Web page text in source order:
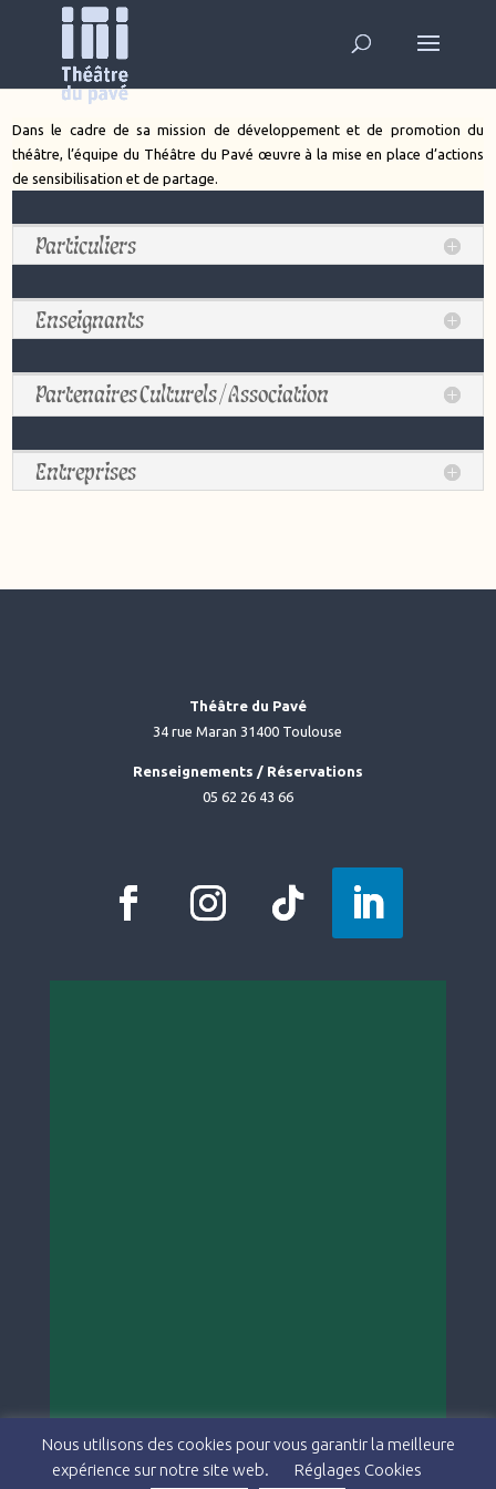
Dans le cadre de sa mission de développement et de promotion du
théâtre, l’équipe du Théâtre du Pavé œuvre à la mise en place d’actions
de sensibilisation et de partage.
Particuliers
Enseignants
Partenaires Culturels / Association
Entreprises
Théâtre du Pavé
34 rue Maran 31400 Toulouse
Renseignements / Réservations
05 62 26 43 66
Nous utilisons des cookies pour vous garantir la meilleure
expérience sur notre site web.
Réglages Cookies